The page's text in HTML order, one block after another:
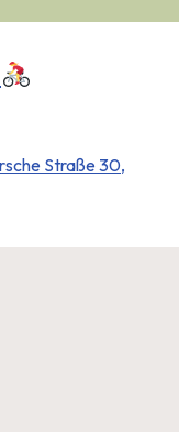
Straße 30,